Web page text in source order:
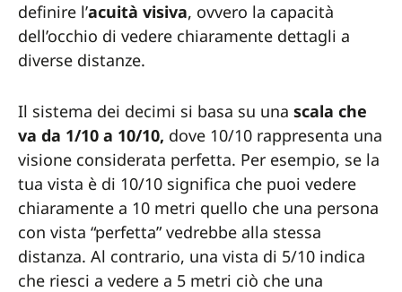
definire l’acuità visiva, ovvero la capacità
dell’occhio di vedere chiaramente dettagli a
diverse distanze.
Il sistema dei decimi si basa su una scala che
va da 1/10 a 10/10, dove 10/10 rappresenta una
visione considerata perfetta. Per esempio, se la
tua vista è di 10/10 significa che puoi vedere
chiaramente a 10 metri quello che una persona
con vista “perfetta” vedrebbe alla stessa
distanza. Al contrario, una vista di 5/10 indica
che riesci a vedere a 5 metri ciò che una